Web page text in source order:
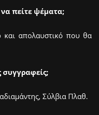
πείτε ψέματα;
και απολαυστικό που θα
συγγραφείς;
Σύλβια Πλαθ.